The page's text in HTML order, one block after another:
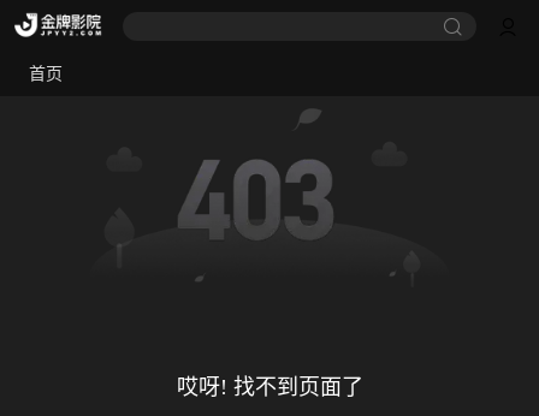
首页
哎呀! 找不到页面了